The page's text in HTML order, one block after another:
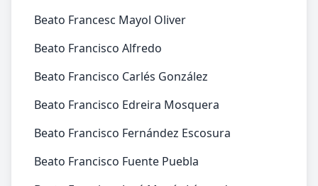
Beato Francesc Mayol Oliver
Beato Francisco Alfredo
Beato Francisco Carlés González
Beato Francisco Edreira Mosquera
Beato Francisco Fernández Escosura
Beato Francisco Fuente Puebla